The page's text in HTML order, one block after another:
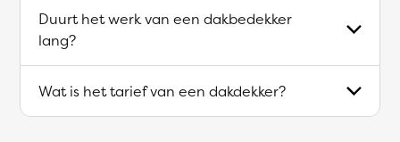
Duurt het werk van een dakbedekker
lang?
Wat is het tarief van een dakdekker?